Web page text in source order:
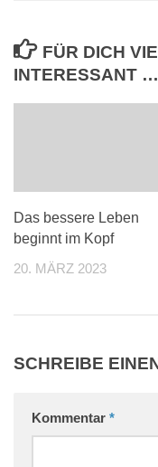
FÜR DICH
INTERESSANT …
Das bessere Leben
beginnt im Kopf
20. MÄRZ 2023
SCHREIBE
Kommentar *